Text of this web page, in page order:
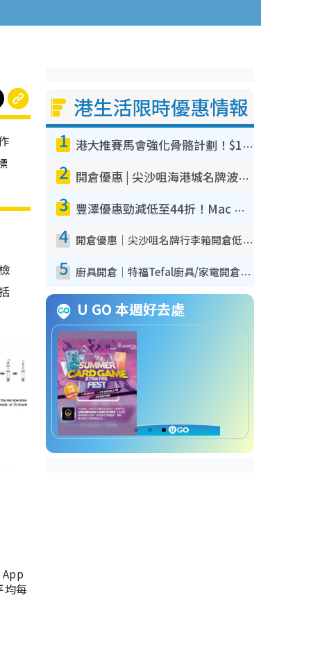
均每
港生活限時優惠情報
1 港大推賽馬會強化骨骼計劃！$100骨質密度X光檢查 完成免費運動訓練送超市禮券！附參加資格
2 開倉優惠 | 尖沙咀海港城名牌波鞋開倉低至1折！On鞋$899起／Joy&Peace鞋履$98起
3 豐澤優惠勁減低至44折！Mac mini/iPhone17Pro大減價！廚房家電$220起
4 開倉優惠｜尖沙咀名牌行李箱開倉低至4折！一連5日 American Tourister/ace./Hallmark $200起！
5 廚具開倉｜特福Tefal廚具/家電開倉低至3折！$220起買平底鍋/炒鑊/湯煲！電飯煲/吸塵機/燙斗$418起
U GO 本週好去處